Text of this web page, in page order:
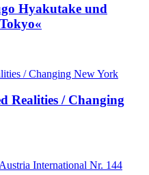
Hyakutake und
Realities / Changing